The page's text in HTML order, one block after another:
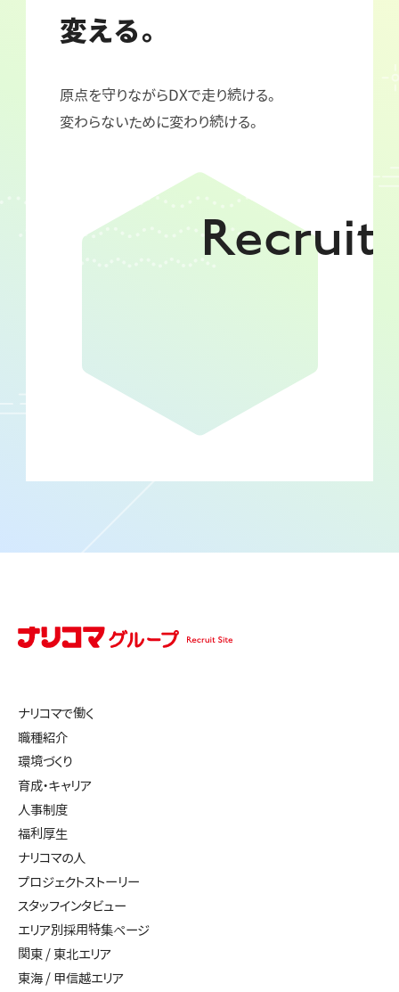
変える。
原点を守りながらDXで走り続ける。
変わらないために変わり続ける。
Recruit
ナリコマで働く
職種紹介
環境づくり
育成・キャリア
人事制度
福利厚生
ナリコマの人
プロジェクトストーリー
スタッフインタビュー
エリア別採用特集ページ
関東 / 東北エリア
東海 / 甲信越エリア